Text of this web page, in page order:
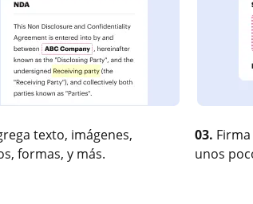
texto, imágenes,
formas, y más.
03.
unos